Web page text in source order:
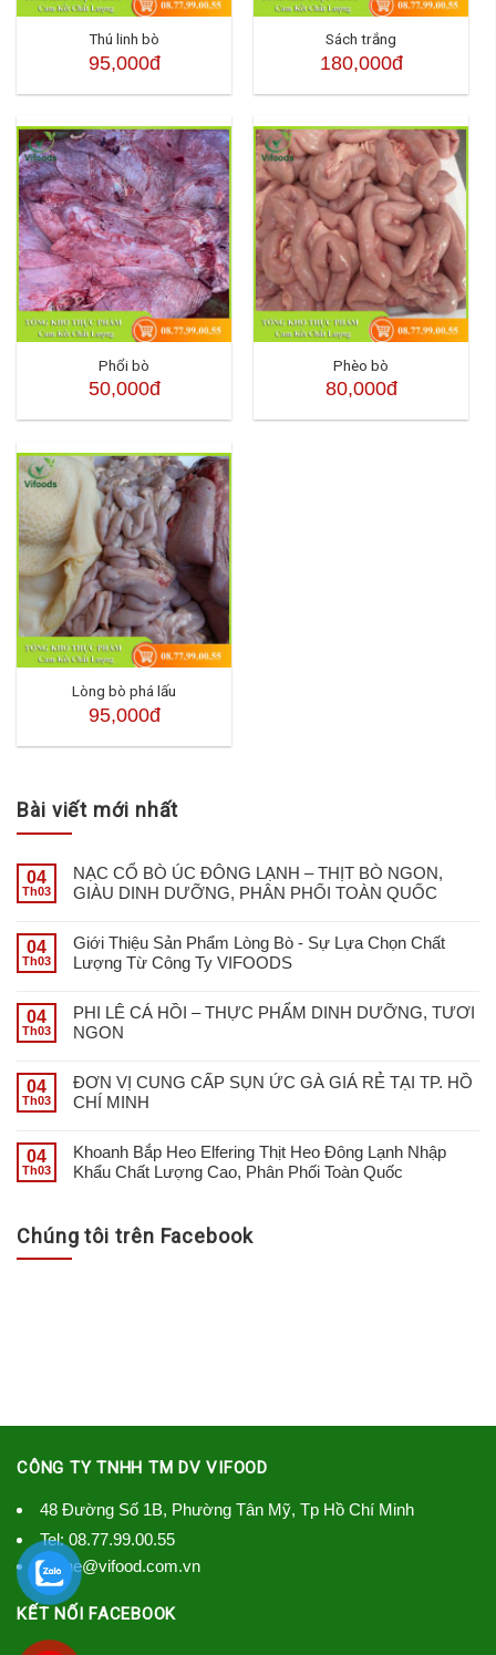
Thú linh bò
95,000đ
Sách trắng
180,000đ
Phổi bò
50,000đ
Phèo bò
80,000đ
Lòng bò phá lấu
95,000đ
Bài viết mới nhất
04
Th03
NẠC CỔ BÒ ÚC ĐÔNG LẠNH – THỊT BÒ NGON,
GIÀU DINH DƯỠNG, PHÂN PHỐI TOÀN QUỐC
04
Th03
Giới Thiệu Sản Phẩm Lòng Bò - Sự Lựa Chọn Chất
Lượng Từ Công Ty VIFOODS
04
Th03
PHI LÊ CÁ HỒI – THỰC PHẨM DINH DƯỠNG, TƯƠI
NGON
04
Th03
ĐƠN VỊ CUNG CẤP SỤN ỨC GÀ GIÁ RẺ TẠI TP. HỒ
CHÍ MINH
04
Th03
Khoanh Bắp Heo Elfering Thịt Heo Đông Lạnh Nhập
Khẩu Chất Lượng Cao, Phân Phối Toàn Quốc
Chúng tôi trên Facebook
CÔNG TY TNHH TM DV VIFOOD
48 Đường Số 1B, Phường Tân Mỹ, Tp Hồ Chí Minh
Tel:08.77.99.00.55
lienhe@vifood.com.vn
KẾT NỐI FACEBOOK